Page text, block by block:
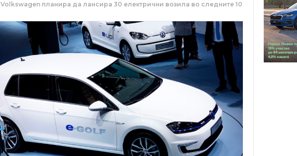
Volkswagen планира да лансира 30 електрични возила во следните 10